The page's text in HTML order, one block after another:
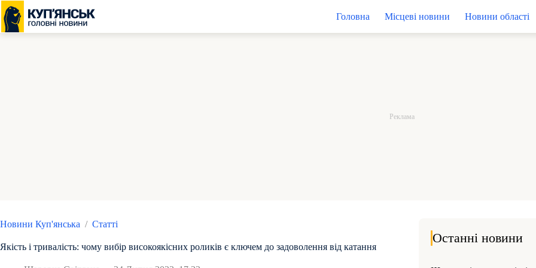
Перейти
до
вмісту
Головна Місцеві новини Новини області
Новини Куп'янська / Статті
Якість і тривалість: чому вибір високоякісних роликів є ключем до задоволення від катання
Останні новини